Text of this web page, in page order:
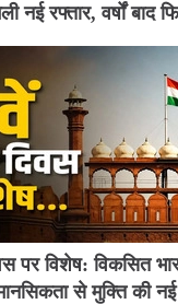
नई रफ्तार, वर्षों बाद
पर विशेष: विकसित
से मुक्ति की नई